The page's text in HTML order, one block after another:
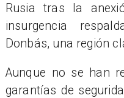
Rusia tras la
insurgencia
Donbás, una región
Aunque no se han
garantías de